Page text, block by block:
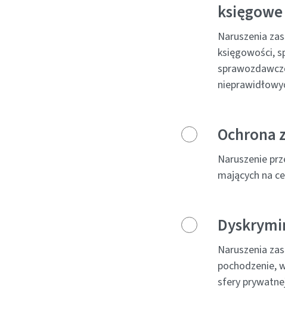
księgowe
Naruszenia
księgowości,
Ochrona
Naruszenie
mających na
Naruszenia
pochodzenie,
sfery